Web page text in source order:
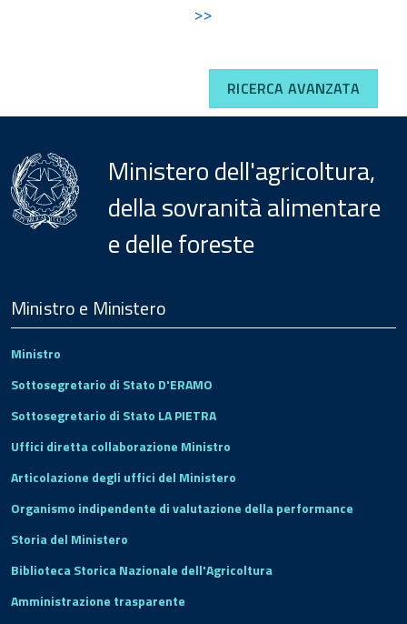
>>
RICERCA AVANZATA
Ministero dell'agricoltura,
della sovranità alimentare
e delle foreste
Footer
Ministro e Ministero
Ministro
Sottosegretario di Stato D'ERAMO
Sottosegretario di Stato LA PIETRA
Uffici diretta collaborazione Ministro
Articolazione degli uffici del Ministero
Organismo indipendente di valutazione della performance
Storia del Ministero
Biblioteca Storica Nazionale dell'Agricoltura
Amministrazione trasparente